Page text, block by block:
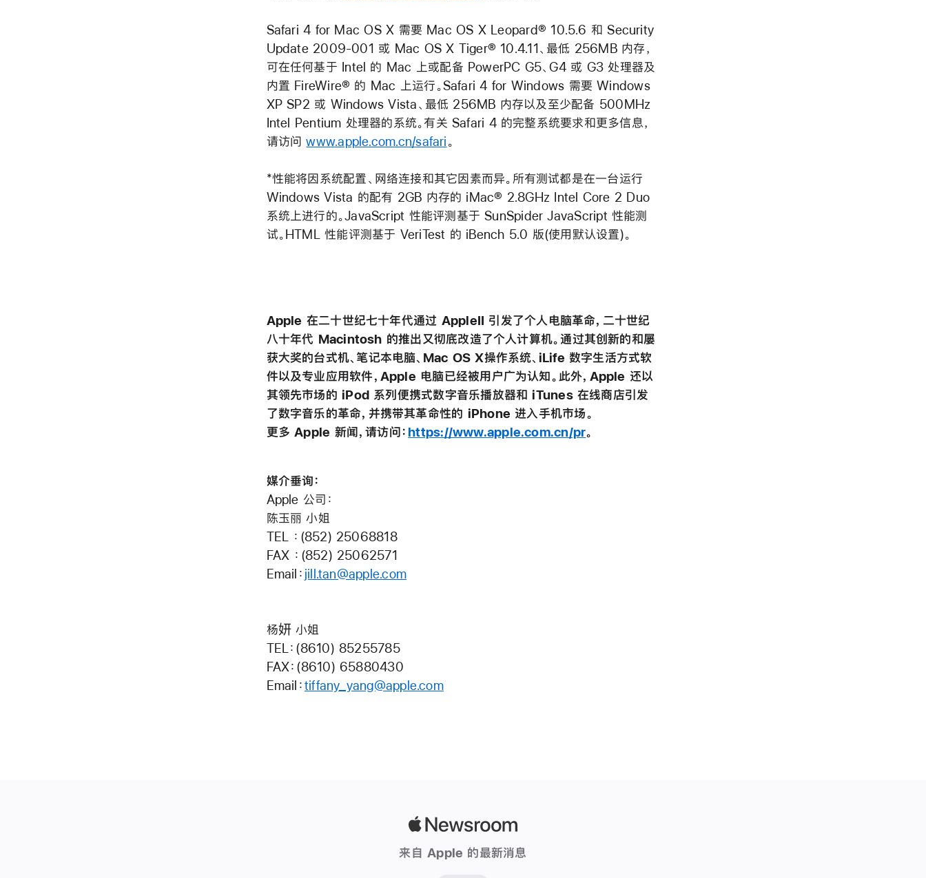
Safari 4 for Mac OS X 需要 Mac OS X Leopard® 10.5.6 和 Security
Update 2009-001 或 Mac OS X Tiger® 10.4.11、最低 256MB 内存，
可在任何基于 Intel 的 Mac 上或配备 PowerPC G5、G4 或 G3 处理器及
内置 FireWire® 的 Mac 上运行。Safari 4 for Windows 需要 Windows
XP SP2 或 Windows Vista、最低 256MB 内存以及至少配备 500MHz
Intel Pentium 处理器的系统。有关 Safari 4 的完整系统要求和更多信息，
请访问www.apple.com.cn/safari 。
*性能将因系统配置、网络连接和其它因素而异。所有测试都是在一台运行
Windows Vista 的配有 2GB 内存的 iMac® 2.8GHz Intel Core 2 Duo
系统上进行的。JavaScript 性能评测基于 SunSpider JavaScript 性能测
试。HTML 性能评测基于 VeriTest 的 iBench 5.0 版(使用默认设置)。
Apple 在二十世纪七十年代通过 AppleII 引发了个人电脑革命，二十世纪
八十年代 Macintosh 的推出又彻底改造了个人计算机。通过其创新的和屡
获大奖的台式机、笔记本电脑、Mac OS X操作系统、iLife 数字生活方式软
件以及专业应用软件，Apple 电脑已经被用户广为认知。此外，Apple 还以
其领先市场的 iPod 系列便携式数字音乐播放器和 iTunes 在线商店引发
了数字音乐的革命，并携带其革命性的 iPhone 进入手机市场。
更多 Apple 新闻，请访问： https://www.apple.com.cn/pr。
媒介垂询：
Apple 公司：
陈玉丽 小姐
TEL ：(852) 25068818
FAX ：(852) 25062571
Email： jill.tan@apple.com
杨妍 小姐
TEL：(8610) 85255785
FAX：(8610) 65880430
Email： tiffany_yang@apple.com
来自 Apple 的最新消息